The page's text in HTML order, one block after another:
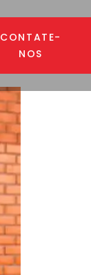
CONTATE-
NOS